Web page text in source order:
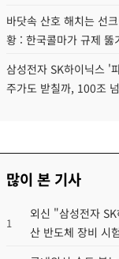
바닷속 산호 해치는 선
황 : 한국콜마가 규제
삼성전자 SK하이닉스 '
주가도 받칠까, 100조
많이 본 기사
1
외신 "삼성전자
산 반도체 장비 시